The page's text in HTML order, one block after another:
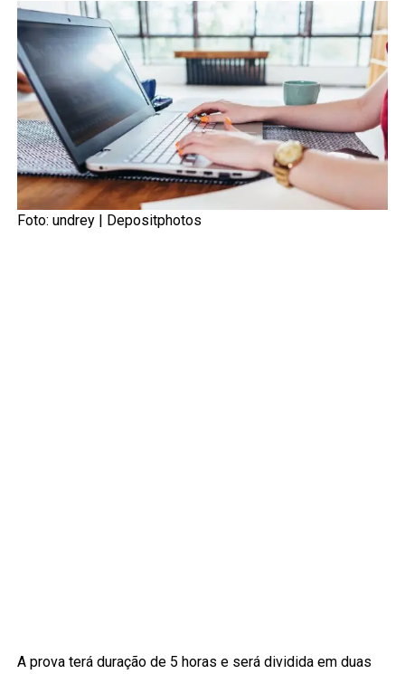
Foto: undrey | Depositphotos
A prova terá duração de 5 horas e será dividida em duas